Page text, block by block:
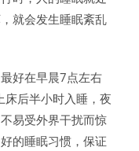
就会发生睡眠紊乱
好在早晨7点左右
后半小时入睡，夜
易受外界干扰而惊
的睡眠习惯，保证